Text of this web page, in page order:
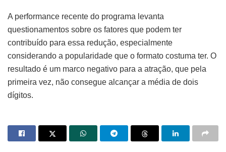
A performance recente do programa levanta
questionamentos sobre os fatores que podem ter
contribuído para essa redução, especialmente
considerando a popularidade que o formato costuma ter. O
resultado é um marco negativo para a atração, que pela
primeira vez, não consegue alcançar a média de dois
dígitos.